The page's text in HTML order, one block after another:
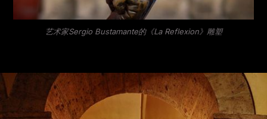
艺术家Sergio Bustamante的《La Reflexion》雕塑